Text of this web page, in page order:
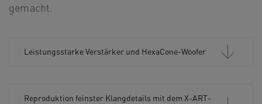
gemacht.
Leistungsstarke Verstärker und HexaCone-Woofer
Reproduktion feinster Klangdetails mit dem X-ART-